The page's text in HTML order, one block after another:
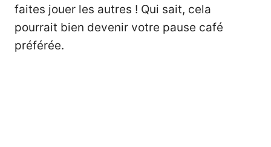
faites jouer les autres ! Qui sait, cela
pourrait bien devenir votre pause café
préférée.